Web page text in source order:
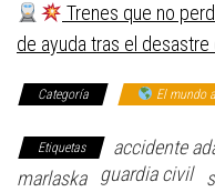
Trenes que no
de ayuda tras el desastre
Categoría El mundo
Etiquetas accidente
marlaska
guardia civil